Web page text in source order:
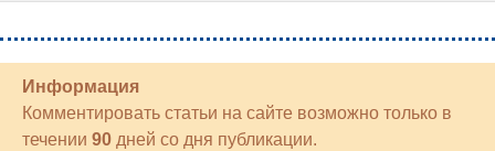
Информация
Комментировать статьи на сайте возможно только в
течении 90 дней со дня публикации.